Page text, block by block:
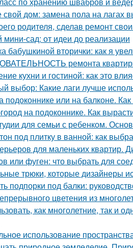
свой дом: замена пола на лагах
родителя, сделав ремонт
мини-сад: от идеи до реализации
бабушкиной вторички: как я
ремонта
кухни и гостиной: как это
выбор: Какие лаги лучше
подоконнике или на балконе.
на подоконнике. Как
для семьи с ребенком.
под плитку в ванной: как
для маленьких квартир.
или фуген: что выбрать для
трюки, которые дизайнеры
подпорки под балки:
цветения из
как многолетние, так и
использование